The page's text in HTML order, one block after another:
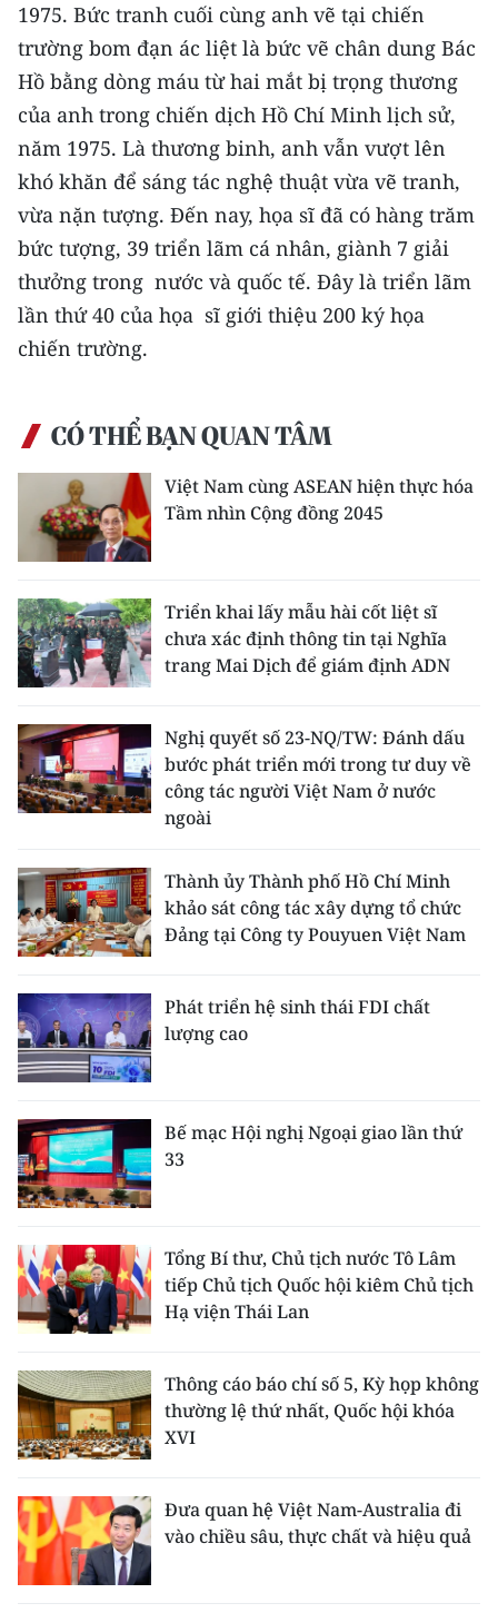
TRI THỨC CHUYÊN SÂU
54 DÂN TỘC VIỆT NAM
CHƯƠNG TRÌNH OCOP - MỖI XÃ
MỘT SẢN PHẨM
RADIO
MEDIA CENTER
E-Magazine
Media Chính trị
Media Kinh tế
Media Văn hóa
Media Pháp luật
Media Du lịch
Media Thế giới
Media Thể thao
Media Giáo dục
Media Y tế
Media Khoa học - Công nghệ
Ảnh
Infographic
TIN MỚI
TIN ĐỊA PHƯƠNG
Trung du và miền núi phía Bắc
Đồng bằng sông Hồng
Bắc Trung Bộ
Duyên hải Nam Trung Bộ và Tây
Nguyên
Đông Nam Bộ
Đồng bằng sông Cửu Long
Chuyên trang Hà Nội
1975. Bức tranh cuối cùng anh vẽ tại chiến
trường bom đạn ác liệt là bức vẽ chân dung Bác
Hồ bằng dòng máu từ hai mắt bị trọng thương
của anh trong chiến dịch Hồ Chí Minh lịch sử,
năm 1975. Là thương binh, anh vẫn vượt lên
khó khăn để sáng tác nghệ thuật vừa vẽ tranh,
vừa nặn tượng. Ðến nay, họa sĩ đã có hàng trăm
bức tượng, 39 triển lãm cá nhân, giành 7 giải
thưởng trong nước và quốc tế. Ðây là triển lãm
lần thứ 40 của họa sĩ giới thiệu 200 ký họa
chiến trường.
CÓ THỂ BẠN QUAN TÂM
Việt Nam cùng ASEAN hiện thực hóa
Tầm nhìn Cộng đồng 2045
Triển khai lấy mẫu hài cốt liệt sĩ
chưa xác định thông tin tại Nghĩa
trang Mai Dịch để giám định ADN
Nghị quyết số 23-NQ/TW: Đánh dấu
bước phát triển mới trong tư duy về
công tác người Việt Nam ở nước
ngoài
Thành ủy Thành phố Hồ Chí Minh
khảo sát công tác xây dựng tổ chức
Đảng tại Công ty Pouyuen Việt Nam
Phát triển hệ sinh thái FDI chất
lượng cao
Bế mạc Hội nghị Ngoại giao lần thứ
33
Tổng Bí thư, Chủ tịch nước Tô Lâm
tiếp Chủ tịch Quốc hội kiêm Chủ tịch
Hạ viện Thái Lan
Thông cáo báo chí số 5, Kỳ họp không
thường lệ thứ nhất, Quốc hội khóa
XVI
Đưa quan hệ Việt Nam-Australia đi
vào chiều sâu, thực chất và hiệu quả